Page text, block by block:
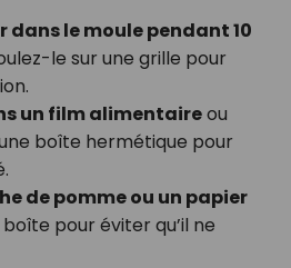
dans le moule pendant 10
le sur une grille pour
un film alimentaireou
boîte hermétique pour
de pomme ou un papier
pour éviter qu’il ne